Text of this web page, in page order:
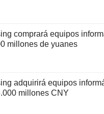
comprará equipos
millones de yuanes
adquirirá equipos
millones CNY